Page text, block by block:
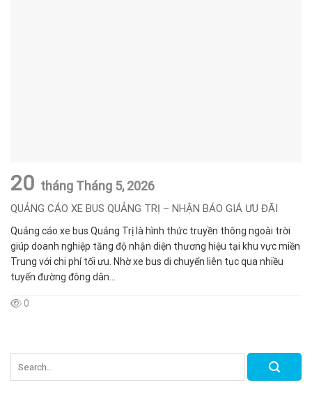
20 tháng Tháng 5, 2026
QUẢNG CÁO XE BUS QUẢNG TRỊ – NHẬN BÁO GIÁ ƯU ĐÃI
Quảng cáo xe bus Quảng Trị là hình thức truyền thông ngoài trời
giúp doanh nghiệp tăng độ nhận diện thương hiệu tại khu vực miền
Trung với chi phí tối ưu. Nhờ xe bus di chuyển liên tục qua nhiều
tuyến đường đông dân...
0